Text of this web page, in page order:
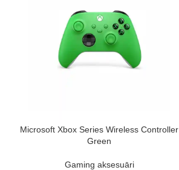
LASĪT VAIRĀK
Microsoft Xbox Series Wireless Controller
Green
Gaming aksesuāri